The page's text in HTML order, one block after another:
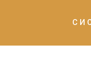
C И